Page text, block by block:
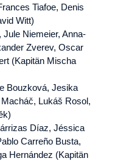
Tiafoe, Denis
Witt)
Jule Niemeier, Anna-
Zverev, Oscar
(Kapitän Mischa
Bouzková, Jesika
Lukáš Rosol,
Díaz, Jéssica
Carreño Busta,
Hernández (Kapitän